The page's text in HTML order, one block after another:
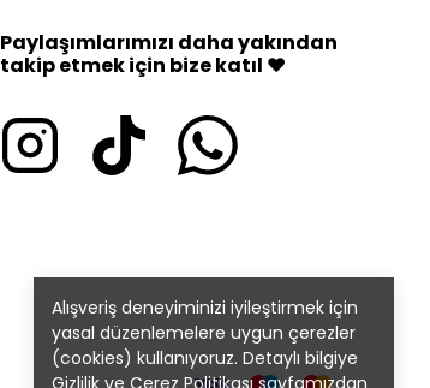
Alışveriş deneyiminizi iyileştirmek için
yasal düzenlemelere uygun çerezler
(cookies) kullanıyoruz. Detaylı bilgiye
Gizlilik ve Çerez Politikasısayfamızdan
Paylaşımlarımızı daha yakından
takip etmek için bize katıl ♥